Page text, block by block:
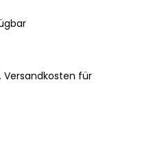
Versandkosten für